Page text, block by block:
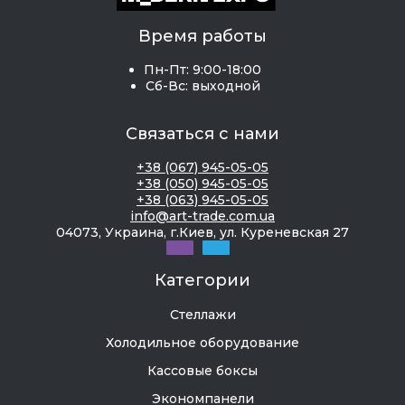
, конечно. Правда, тут есть подвох
открытых полках поддерживать сложнее. Зато
Для небольших квартир стеллаж — это еще и
разделитель пространства . Ставишь между
кухней и гостиной, получается легкая
перегородка. И места не съедает, и зонирует
отлично.
Какие бывают:
классификация от практика
По месту установки
Время работы
Пн-Пт: 9:00-18:00
Сб-Вс: выходной
Связаться с нами
+38 (067) 945-05-05
+38 (050) 945-05-05
+38 (063) 945-05-05
info@art-trade.com.ua
04073, Украина, г.Киев, ул. Куреневская 27
Категории
Стеллажи
Холодильное оборудование
Кассовые боксы
Экономпанели